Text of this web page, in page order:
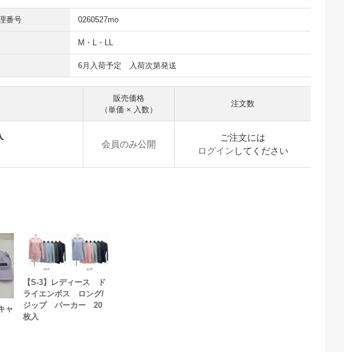
番号 0260527mo
M・L・LL
6月入荷予定 入荷次第発送
販売価格
（単価 × 入数）
注文数
会員のみ公開
ご注文には
ログイン してください
ャ
【S-3】レディース ド
ライエンボス ロング/
ジップ パーカー 20
枚入